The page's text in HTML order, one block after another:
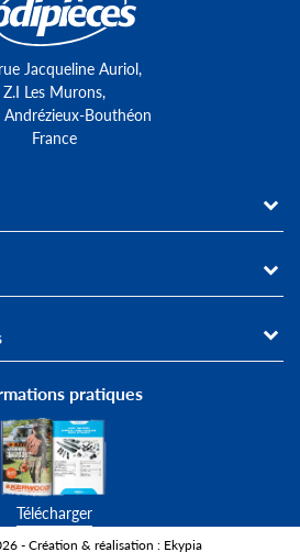
Jacqueline Auriol,
Z.I Les Murons,
Bouthéon
France
pratiques
Télécharger
- Création & réalisation : Ekypia